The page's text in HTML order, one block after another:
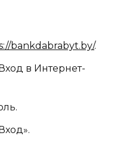
bankdabrabyt.by/.
в Интернет-